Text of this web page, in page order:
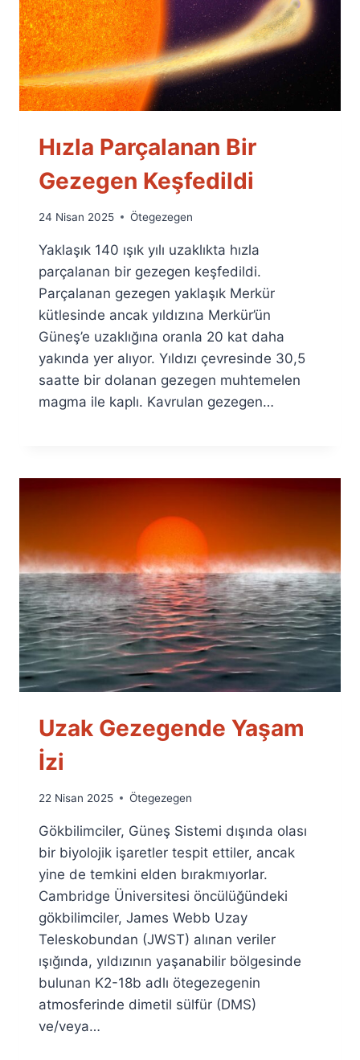
Hızla Parçalanan Bir
Gezegen Keşfedildi
By
Fuat
Özyar
24 Nisan 2025 Ötegezegen
Yaklaşık 140 ışık yılı uzaklıkta hızla
parçalanan bir gezegen keşfedildi.
Parçalanan gezegen yaklaşık Merkür
kütlesinde ancak yıldızına Merkür’ün
Güneş’e uzaklığına oranla 20 kat daha
yakında yer alıyor. Yıldızı çevresinde 30,5
saatte bir dolanan gezegen muhtemelen
magma ile kaplı. Kavrulan gezegen…
Uzak Gezegende Yaşam
İzi
By
Fuat
Özyar
22 Nisan 2025 Ötegezegen
Gökbilimciler, Güneş Sistemi dışında olası
bir biyolojik işaretler tespit ettiler, ancak
yine de temkini elden bırakmıyorlar.
Cambridge Üniversitesi öncülüğündeki
gökbilimciler, James Webb Uzay
Teleskobundan (JWST) alınan veriler
ışığında, yıldızının yaşanabilir bölgesinde
bulunan K2-18b adlı ötegezegenin
atmosferinde dimetil sülfür (DMS)
ve/veya…